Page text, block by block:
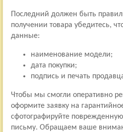
Последний должен быть
получении товара убедитесь,
данные:
наименование модели;
дата покупки;
подпись и печать
Чтобы мы смогли оперативно
оформите заявку на
сфотографируйте
письму. Обращаем ваше